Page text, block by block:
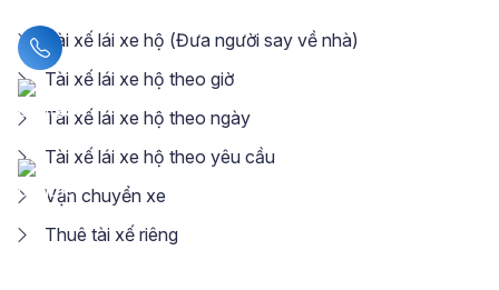
Tài xế lái xe hộ (Đưa người say về nhà)
Tài xế lái xe hộ theo giờ
Tài xế lái xe hộ theo ngày
Tài xế lái xe hộ theo yêu cầu
Vận chuyển xe
Thuê tài xế riêng
Liên hệ hotline